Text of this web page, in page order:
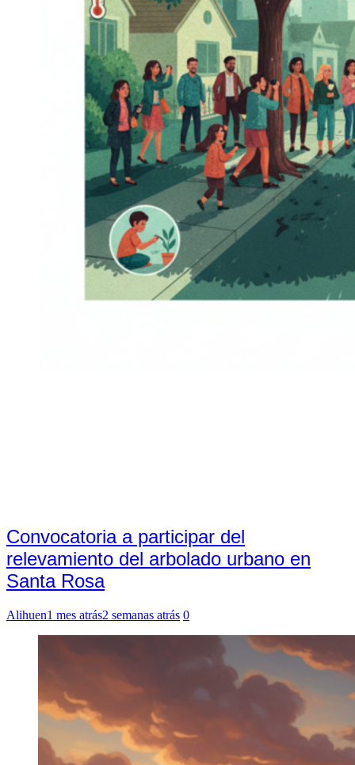
Convocatoria a participar del
relevamiento del arbolado urbano en
Santa Rosa
Alihuen1 mes atrás2 semanas atrás 0